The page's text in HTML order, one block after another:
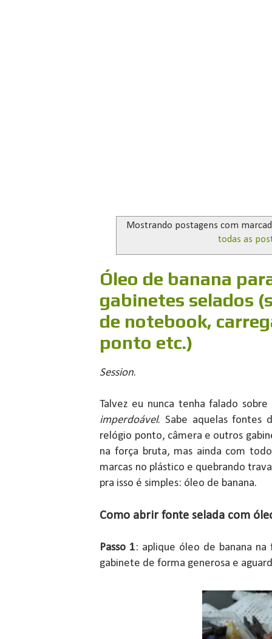
Mostrando postagens com
todas as
Óleo de banana
gabinetes selados
de notebook,
ponto etc.)
Session.
Talvez eu nunca tenha falado
imperdoável. Sabe aquelas fontes
relógio ponto, câmera e outros
na força bruta, mas ainda com
marcas no plástico e quebrando
pra isso é simples: óleo de banana.
Como abrir fonte selada com
Passo 1: aplique óleo de banana na
gabinete de forma generosa e